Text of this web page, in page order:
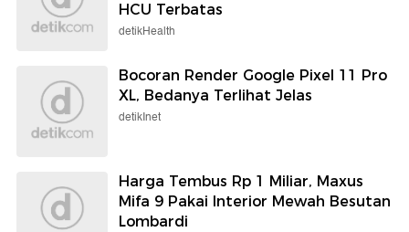
HCU Terbatas
detikHealth
Bocoran Render Google Pixel 11 Pro
XL, Bedanya Terlihat Jelas
detikInet
Harga Tembus Rp 1 Miliar, Maxus
Mifa 9 Pakai Interior Mewah Besutan
Lombardi